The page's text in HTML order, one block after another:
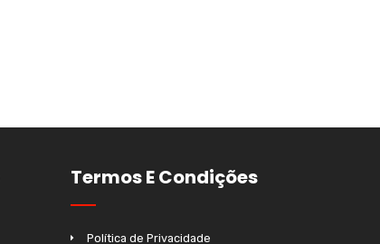
Termos E Condições
Política de Privacidade